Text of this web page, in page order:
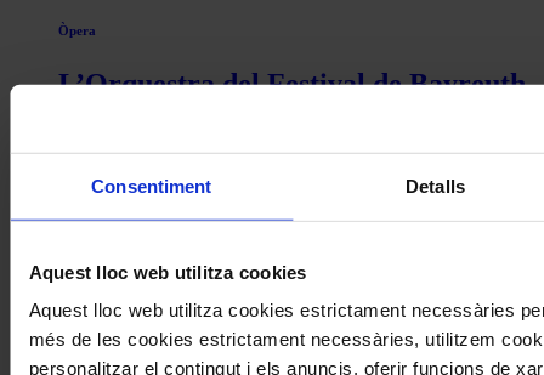
Consentiment Detalls
Aquest lloc web utilitza cookies
Aquest lloc web utilitza cookies estrictament necessàries
més de les cookies estrictament necessàries, utilitzem
personalitzar el contingut i els anuncis, oferir funcions de
Òpera
L’Orquestra del Festival de Bayreuth
seva tercera visita a Barcelona